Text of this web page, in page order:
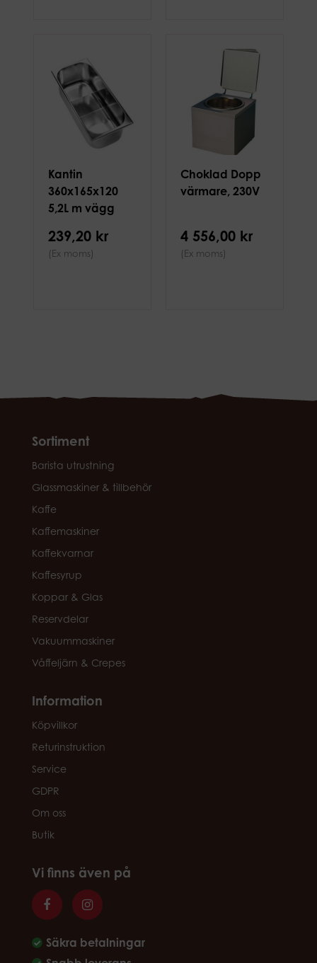
Kantin
360x165x120
5,2L m vägg
239,20 kr
(Ex moms)
Choklad Dopp
värmare, 230V
4 556,00 kr
(Ex moms)
Sortiment
Barista utrustning
Glassmaskiner & tillbehör
Kaffe
Kaffemaskiner
Kaffekvarnar
Kaffesyrup
Koppar & Glas
Reservdelar
Vakuummaskiner
Våffeljärn & Crepes
Information
Köpvillkor
Returinstruktion
Service
GDPR
Om oss
Butik
Vi finns även på
Säkra betalningar